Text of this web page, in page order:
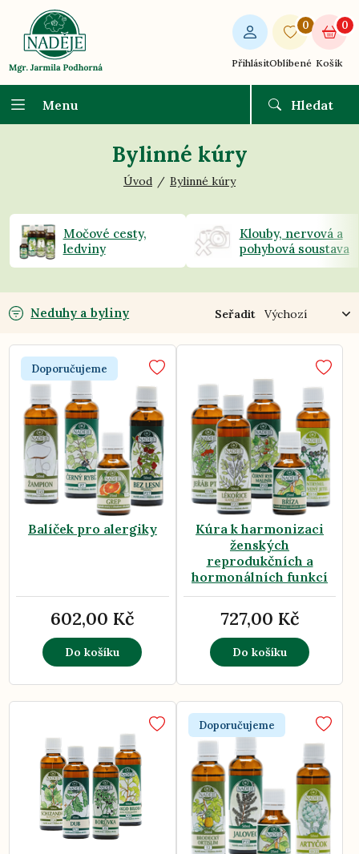
Přihlásit
0
Oblíbené
0
Košík
Menu Hledat
Bylinné kúry
Úvod Bylinné kúry
Močové cesty,
ledviny
Klouby, nervová a
pohybová soustava
Neduhy a byliny Seřadit
Doporučujeme
Balíček pro alergiky
602,00 Kč
Do košíku
Kúra k harmonizaci
ženských
reprodukčních a
hormonálních funkcí
727,00 Kč
Do košíku
Doporučujeme